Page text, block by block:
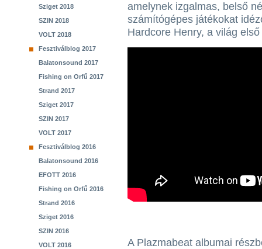
Sziget 2018
SZIN 2018
VOLT 2018
Fesztiválblog 2017
Balatonsound 2017
Fishing on Orfű 2017
Strand 2017
Sziget 2017
SZIN 2017
VOLT 2017
Fesztiválblog 2016
Balatonsound 2016
EFOTT 2016
Fishing on Orfű 2016
Strand 2016
Sziget 2016
SZIN 2016
VOLT 2016
amelynek izgalmas, belső
számítógépes játékokat
Hardcore Henry, a világ
A Plazmabeat albumai